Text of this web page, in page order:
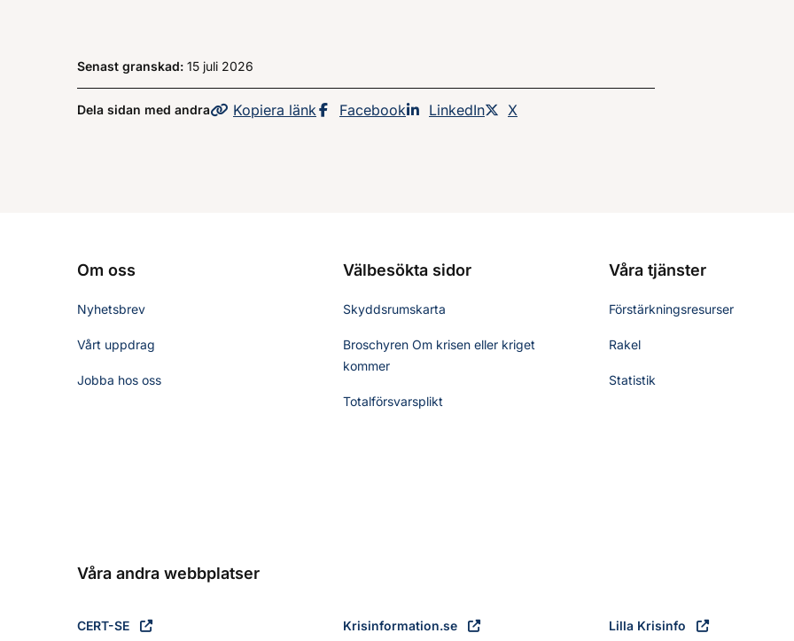
Senast granskad: 15 juli 2026
Dela sidan med andra Kopiera sidans
länk Dela sidan på
Facebook Dela sidan på
LinkedIn Dela sidan på
X
Om oss
Nyhetsbrev
Vårt uppdrag
Jobba hos oss
Välbesökta sidor
Skyddsrumskarta
Broschyren Om krisen eller kriget
kommer
Totalförsvarsplikt
Våra tjänster
Förstärkningsresurser
Rakel
Statistik
Våra andra webbplatser
CERT-SE Krisinformation.se Lilla Krisinfo